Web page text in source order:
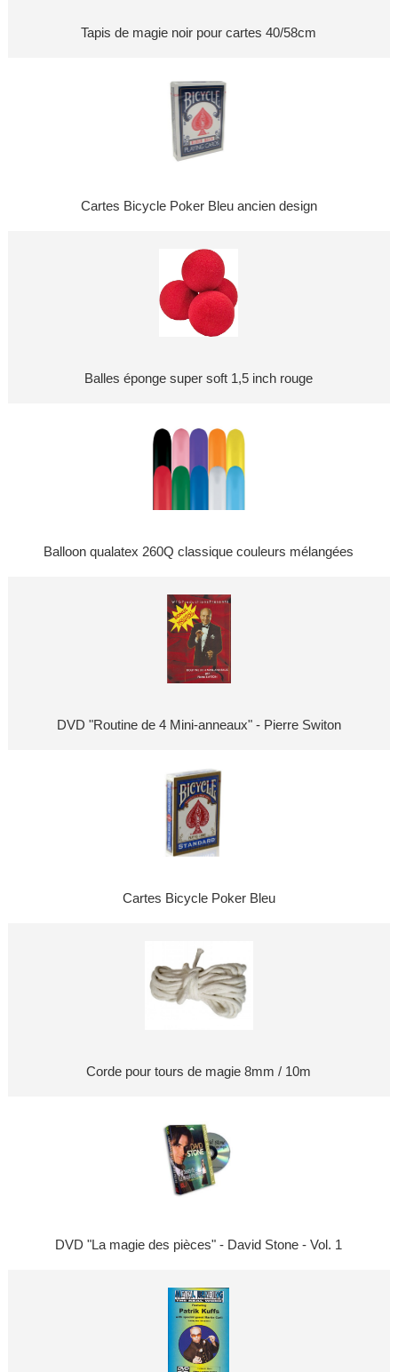
Tapis de magie noir pour cartes 40/58cm
Cartes Bicycle Poker Bleu ancien design
Balles éponge super soft 1,5 inch rouge
Balloon qualatex 260Q classique couleurs mélangées
DVD "Routine de 4 Mini-anneaux" - Pierre Switon
Cartes Bicycle Poker Bleu
Corde pour tours de magie 8mm / 10m
DVD "La magie des pièces" - David Stone - Vol. 1